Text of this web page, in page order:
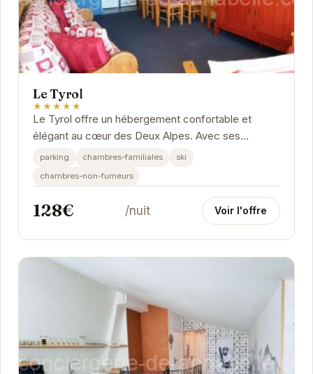
Le Tyrol
★★★★★
Le Tyrol offre un hébergement confortable et
élégant au cœur des Deux Alpes. Avec ses
chambres spacieuses et bien équipées, il constitue
parking chambres-familiales
ski
chambres-non-fumeurs
128€ /nuit Voir l'offre